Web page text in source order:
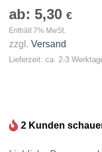
ab: 5,30 €
Enthält 7% MwSt.
zzgl. Versand
Lieferzeit: ca. 2-3
2 Kunden